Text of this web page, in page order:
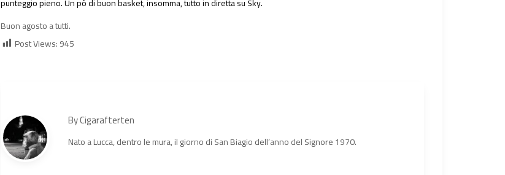
punteggio pieno. Un pò di buon basket, insomma, tutto in diretta su Sky.
Buon agosto a tutti.
Post Views:945
ByCigarafterten
Nato a Lucca, dentro le mura, il giorno di San Biagio dell’anno del Signore 1970.